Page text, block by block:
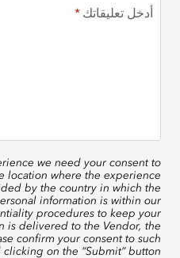
أدخل تعليقاتك
we need your consent to
location where the experience
by the country in which the
information is within our
procedures to keep your
is delivered to the Vendor, the
confirm your consent to such
on the “Submit” button